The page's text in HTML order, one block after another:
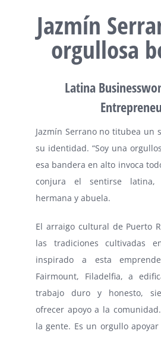
Jazmín
orgullosa
Latina
Jazmín Serrano no titubea un
su identidad. “Soy una
esa bandera en alto invoca
conjura el sentirse latina,
hermana y abuela.
El arraigo cultural de Puerto
las tradiciones cultivadas
inspirado a esta
Fairmount, Filadelfia, a
trabajo duro y honesto,
ofrecer apoyo a la
la gente. Es un orgullo